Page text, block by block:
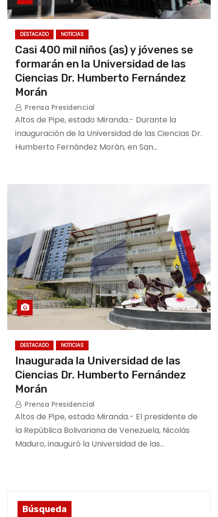
DESTACADO NOTICIAS
Casi 400 mil niños (as) y jóvenes se
formarán en la Universidad de las
Ciencias Dr. Humberto Fernández
Morán
Prensa Presidencial
Altos de Pipe, estado Miranda.- Durante la
inauguración de la Universidad de las Ciencias Dr.
Humberto Fernández Morán, en San…
DESTACADO NOTICIAS
Inaugurada la Universidad de las
Ciencias Dr. Humberto Fernández
Morán
Prensa Presidencial
Altos de Pipe, estado Miranda.- El presidente de
la República Bolivariana de Venezuela, Nicolás
Maduro, inauguró la Universidad de las…
Búsqueda